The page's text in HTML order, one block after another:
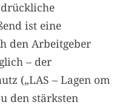
ist eine
den Arbeitgeber
– der
(„LAS – Lagen om
den stärksten